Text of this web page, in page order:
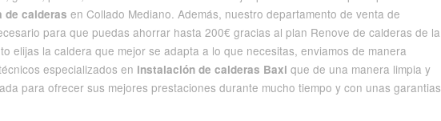
de calderas en Collado Mediano. Además, nuestro departamento de venta de
para que puedas ahorrar hasta 200€ gracias al plan Renove de calderas de la
elijas la caldera que mejor se adapta a lo que necesitas, enviamos de manera
especializados en instalación de calderas Baxi que de una manera limpia y
para ofrecer sus mejores prestaciones durante mucho tiempo y con unas garantias